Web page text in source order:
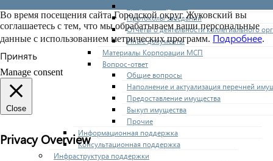
Протоколы заседаний
Отчеты о деятельности коллегиального
Иные документы
Материалы Корпорации МСП
Вопрос-ответ
Общие вопросы
Наполнение и актуализация перечней
Предоставление имущества
Выкуп имущества
Прочие
Информационная поддержка
Консультационная поддержка
Инфраструктура поддержки
Во время посещения сайта Городской округ Жуковский вы
соглашаетесь с тем, что мы обрабатываем ваши персональные
данные с использованием метрических программ. Подробнее.
Принять
Manage consent
Close
Privacy Overview